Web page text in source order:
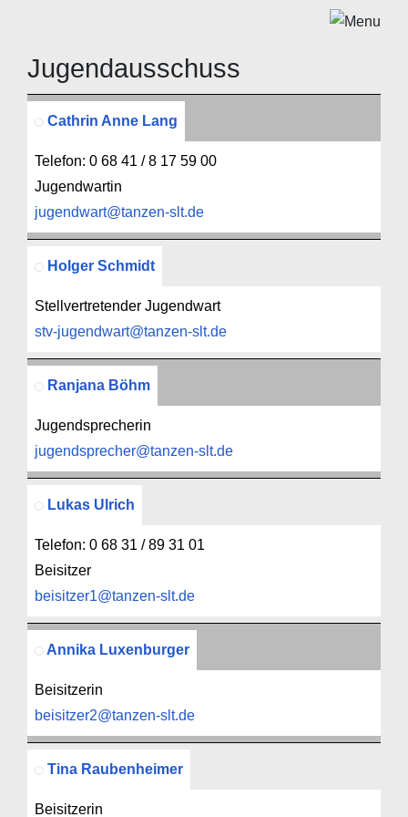
Jugendausschuss
Kontakte,
Cathrin Anne Lang
Telefon: 0 68 41 / 8 17 59 00
Jugendwartin
jugendwart@tanzen-slt.de
Holger Schmidt
Stellvertretender Jugendwart
stv-jugendwart@tanzen-slt.de
Ranjana Böhm
Jugendsprecherin
jugendsprecher@tanzen-slt.de
Lukas Ulrich
Telefon: 0 68 31 / 89 31 01
Beisitzer
beisitzer1@tanzen-slt.de
Annika Luxenburger
Beisitzerin
beisitzer2@tanzen-slt.de
Tina Raubenheimer
Beisitzerin